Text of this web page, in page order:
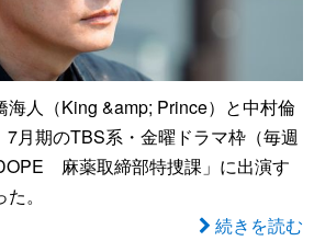
海人（King &amp; Prince）と中村倫
月期のTBS系・金曜ドラマ枠（毎週
麻薬取締部特捜課」に出演す
。
続きを読む